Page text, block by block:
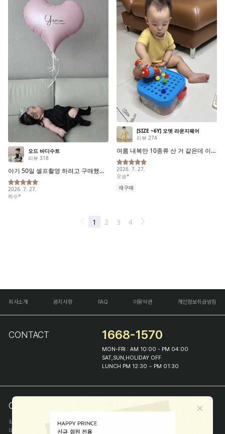
회사소개 공지사항 FAQ 이용약관 개인정보취급방침
CONTACT 1668-1570
MON-FRI : AM 10:00 - PM 04:00
SAT,SUN,HOLIDAY OFF
LUNCH PM 12:30 ~ PM 01:30
COMPANY INFO
상호
(주)해피프린스
대표
이화진